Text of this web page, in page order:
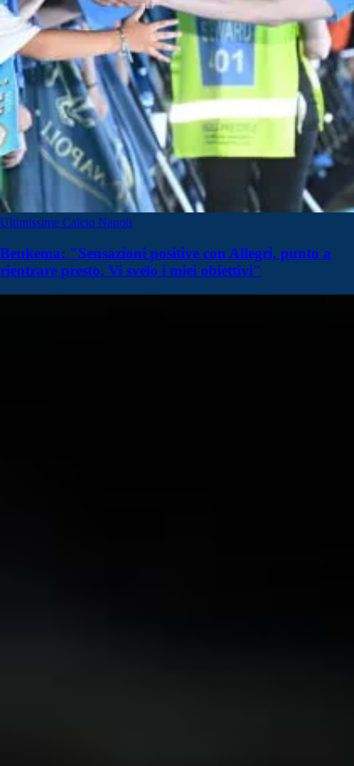
Ultimissime Calcio Napoli
Beukema: "Sensazioni positive con Allegri, punto a
rientrare presto. Vi svelo i miei obiettivi"